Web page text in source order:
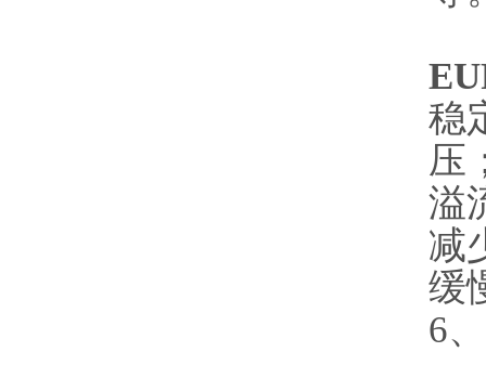
稳
压
溢
减
缓
6